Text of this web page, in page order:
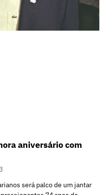
aniversário com
será palco de um jantar